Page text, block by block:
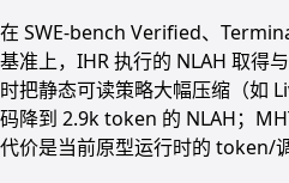
在 SWE-bench Verified、
基准上，IHR 执行的 NLAH 取得
时把静态可读策略大幅压缩（如
码降到 2.9k token 的 NLAH；
代价是当前原型运行时的 token/